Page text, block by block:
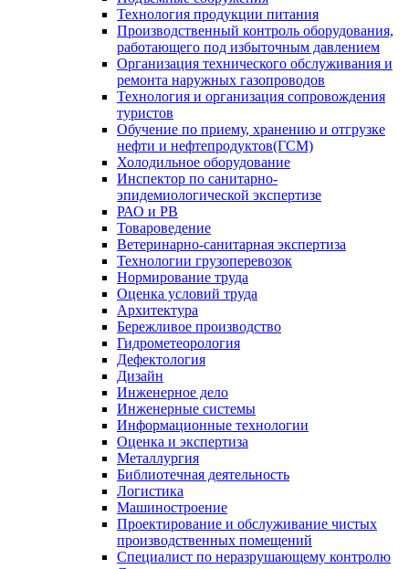
Технология продукции питания
Производственный контроль оборудования,
работающего под избыточным давлением
Организация технического обслуживания и
ремонта наружных газопроводов
Технология и организация сопровождения
туристов
Обучение по приему, хранению и отгрузке
нефти и нефтепродуктов(ГСМ)
Холодильное оборудование
Инспектор по санитарно-
эпидемиологической экспертизе
РАО и РВ
Товароведение
Ветеринарно-санитарная экспертиза
Технологии грузоперевозок
Нормирование труда
Оценка условий труда
Архитектура
Бережливое производство
Гидрометеорология
Дефектология
Дизайн
Инженерное дело
Инженерные системы
Информационные технологии
Оценка и экспертиза
Металлургия
Библиотечная деятельность
Логистика
Машиностроение
Проектирование и обслуживание чистых
производственных помещений
Специалист по неразрушающему контролю